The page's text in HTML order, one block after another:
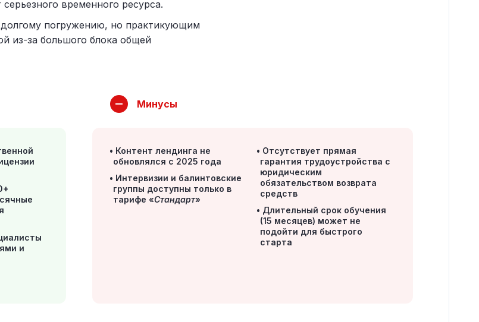
временного ресурса.
погружению, но практикующим
из-за большого блока общей
и
Минусы
Контент лендинга не
обновлялся с 2025 года
Интервизии и балинтовские
группы доступны только в
тарифе «Стандарт»
Отсутствует прямая
гарантия трудоустройства с
юридическим
обязательством возврата
средств
Длительный срок обучения
(15 месяцев) может не
подойти для быстрого
старта